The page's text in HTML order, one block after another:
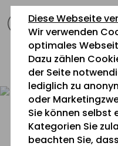
Diese Webseite
Wir verwenden
optimales
Dazu zählen
der Seite
lediglich zu
oder
Sie können selbst
Kategorien Sie
beachten Sie,
zum
Inhalt
springen
zur
Navigation
springen
zum
Fußbereich
springen
0 26